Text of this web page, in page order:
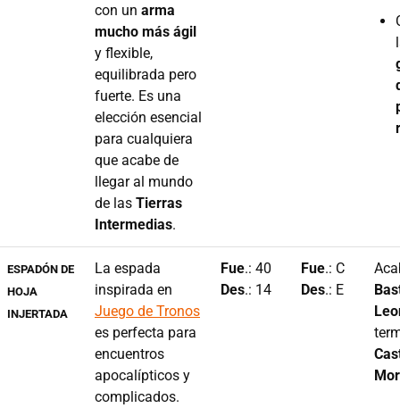
con un arma
mucho más ágil
y flexible,
equilibrada pero
fuerte. Es una
elección esencial
para cualquiera
que acabe de
llegar al mundo
de las Tierras
Intermedias.
ESPADÓN DE
HOJA
INJERTADA
La espada
inspirada en
Juego de Tronos
es perfecta para
encuentros
apocalípticos y
complicados.
Fue.: 40
Des.: 14
Fue.: C
Des.: E